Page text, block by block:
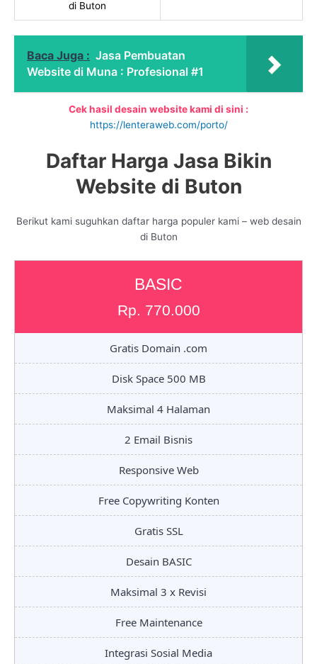
di Buton
Baca Juga : Jasa Pembuatan
Website di Muna : Profesional #1
Cek hasil desain website kami di sini :
https://lenteraweb.com/porto/
Daftar Harga Jasa Bikin
Website di Buton
Berikut kami suguhkan daftar harga populer kami – web desain
di Buton
BASIC
Rp. 770.000
Gratis Domain .com
Disk Space 500 MB
Maksimal 4 Halaman
2 Email Bisnis
Responsive Web
Free Copywriting Konten
Gratis SSL
Desain BASIC
Maksimal 3 x Revisi
Free Maintenance
Integrasi Sosial Media